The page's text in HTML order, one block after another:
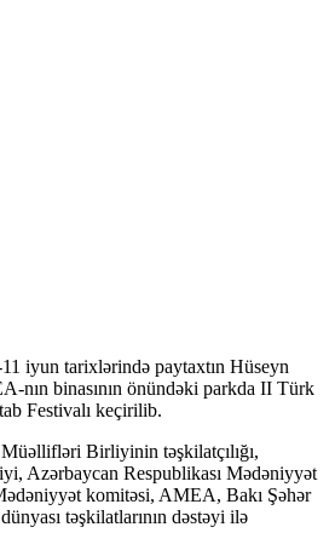
iyun tarixlərində paytaxtın Hüseyn
nın binasının önündəki parkda II Türk
Festivalı keçirilib.
Birliyinin təşkilatçılığı,
Azərbaycan Respublikası Mədəniyyət
komitəsi, AMEA, Bakı Şəhər
təşkilatlarının dəstəyi ilə